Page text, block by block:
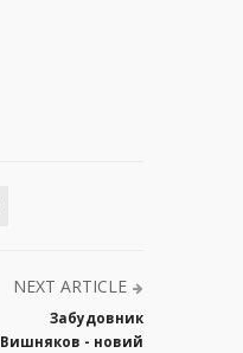
NEXT ARTICLE
Забудовник
Вишняков - новий